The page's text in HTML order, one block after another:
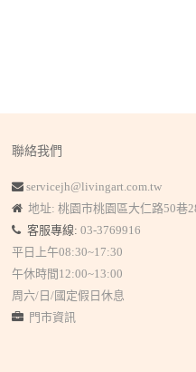
聯絡我們
servicejh@livingart.com.tw
地址: 桃園市桃園區大仁路50巷
客服專線: 03-3769916
平日上午08:30~17:30
午休時間12:00~13:00
周六/日/國定假日休息
門市資訊